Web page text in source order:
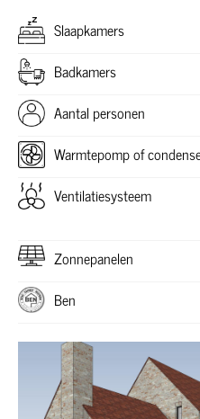
Slaapkamers
Badkamers
Aantal personen
Warmtepomp of
Ventilatiesysteem
Zonnepanelen
Ben